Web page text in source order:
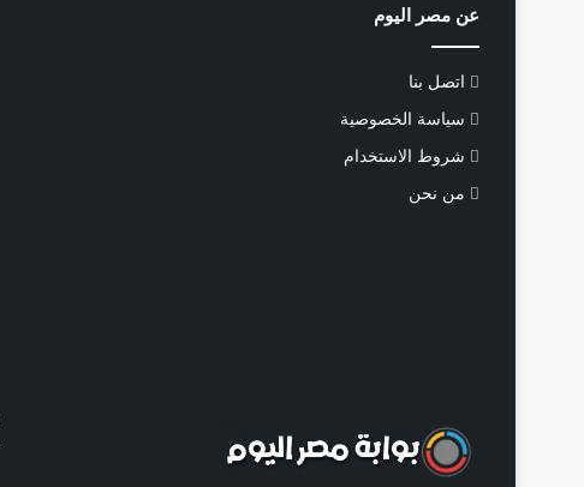
عن مصر اليوم
اتصل بنا
سياسة الخصوصية
شروط الاستخدام
من نحن